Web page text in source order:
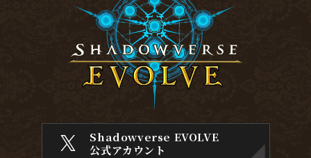
Shadowverse EVOLVE
公式アカウント